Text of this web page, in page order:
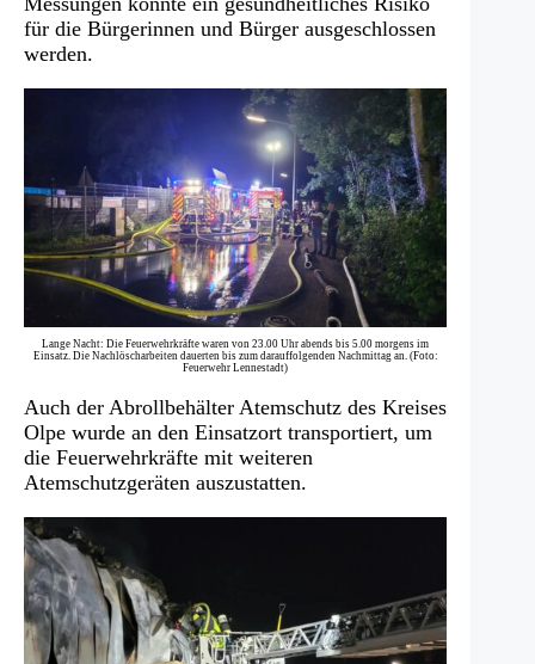
für die Bürgerinnen und Bürger ausgeschlossen
werden.
Lange Nacht: Die Feuerwehrkräfte waren von 23.00 Uhr abends bis 5.00 morgens im
Einsatz. Die Nachlöscharbeiten dauerten bis zum darauffolgenden Nachmittag an. (Foto:
Feuerwehr Lennestadt)
Auch der Abrollbehälter Atemschutz des Kreises
Olpe wurde an den Einsatzort transportiert, um
die Feuerwehrkräfte mit weiteren
Atemschutzgeräten auszustatten.